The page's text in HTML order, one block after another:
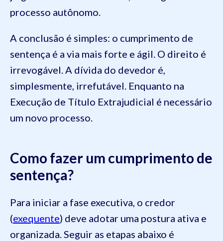
processo autônomo.
A conclusão é simples: o cumprimento de
sentença é a via mais forte e ágil. O direito é
irrevogável. A dívida do devedor é,
simplesmente, irrefutável. Enquanto na
Execução de Título Extrajudicial é necessário
um novo processo.
Como fazer um cumprimento de
sentença?
Para iniciar a fase executiva, o credor
(exequente) deve adotar uma postura ativa e
organizada. Seguir as etapas abaixo é